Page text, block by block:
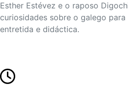
Esther Estévez e o raposo
curiosidades sobre o galego
entretida e didáctica.